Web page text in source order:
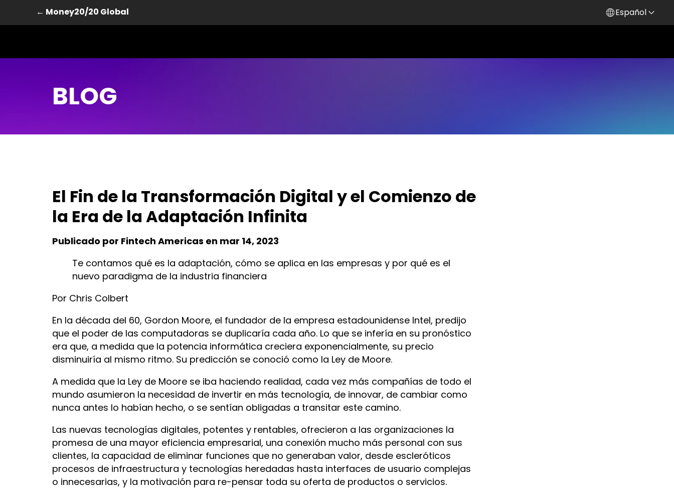
Saltar al contenido principal
← Money20/20 Global Español
BLOG
El Fin de la Transformación Digital y el Comienzo de
la Era de la Adaptación Infinita
Publicado por Fintech Americas en mar 14, 2023
Te contamos qué es la adaptación, cómo se aplica en las empresas y por qué es el
nuevo paradigma de la industria financiera
Por Chris Colbert
En la década del 60, Gordon Moore, el fundador de la empresa estadounidense Intel, predijo
que el poder de las computadoras se duplicaría cada año. Lo que se infería en su pronóstico
era que, a medida que la potencia informática creciera exponencialmente, su precio
disminuiría al mismo ritmo. Su predicción se conoció como la Ley de Moore.
A medida que la Ley de Moore se iba haciendo realidad, cada vez más compañías de todo el
mundo asumieron la necesidad de invertir en más tecnología, de innovar, de cambiar como
nunca antes lo habían hecho, o se sentían obligadas a transitar este camino.
Las nuevas tecnologías digitales, potentes y rentables, ofrecieron a las organizaciones la
promesa de una mayor eficiencia empresarial, una conexión mucho más personal con sus
clientes, la capacidad de eliminar funciones que no generaban valor, desde escleróticos
procesos de infraestructura y tecnologías heredadas hasta interfaces de usuario complejas
o innecesarias, y la motivación para re-pensar toda su oferta de productos o servicios.